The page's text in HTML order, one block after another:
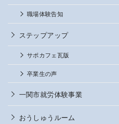
職場体験告知
ステップアップ
サポカフェ瓦版
卒業生の声
一関市就労体験事業
おうしゅうルーム